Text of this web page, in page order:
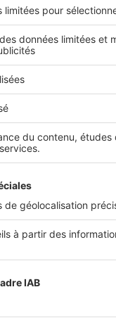
Protection des Données